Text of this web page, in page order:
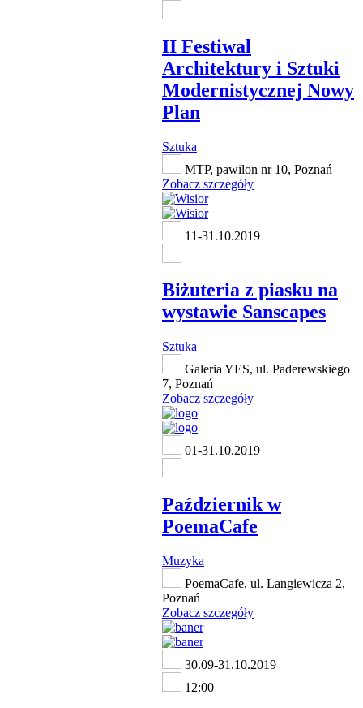
II Festiwal
Architektury i Sztuki
Modernistycznej Nowy
Plan
Sztuka
MTP, pawilon nr 10, Poznań
Zobacz szczegóły
11-31.10.2019
Biżuteria z piasku na
wystawie Sanscapes
Sztuka
Galeria YES, ul. Paderewskiego
7, Poznań
Zobacz szczegóły
01-31.10.2019
Październik w
PoemaCafe
Muzyka
PoemaCafe, ul. Langiewicza 2,
Poznań
Zobacz szczegóły
30.09-31.10.2019
12:00